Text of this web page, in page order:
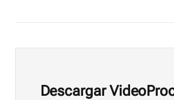
Descargar